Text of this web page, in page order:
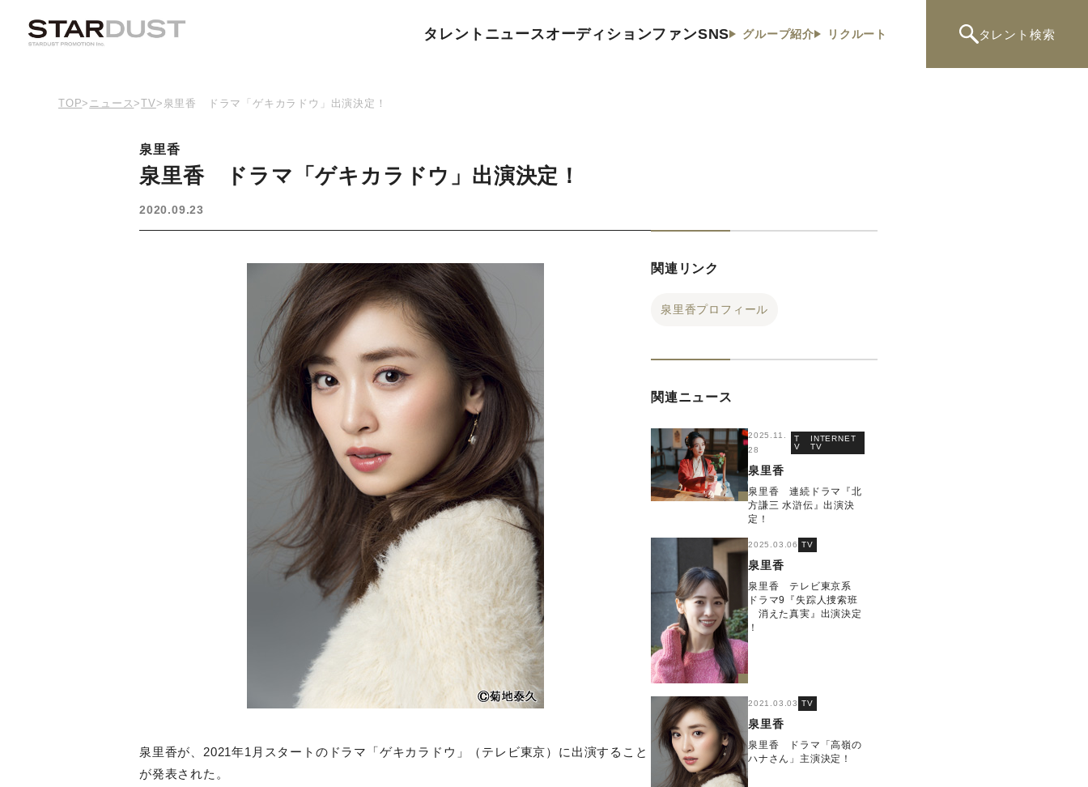
タレント ニュースオーディションファンSNS グループ紹介 リクルート タレント 検索
TOP> ニュース>TV> 泉里香 ドラマ「ゲキカラドウ」出演決定！
泉里香
泉里香 ドラマ「ゲキカラドウ」出演決定！
2020.09.23
泉里香が、2021年1月スタートのドラマ「ゲキカラドウ」（テレビ東京）に出演すること
が発表された。
関連リンク
泉里香プロフィール
関連ニュース
2025.11.
28
T
V
INTERNET
TV
泉里香
泉里香 連続ドラマ『北
方謙三 水滸伝』出演決
定！
2025.03.06 TV
泉里香
泉里香 テレビ東京系
ドラマ9『失踪人捜索班
消えた真実』出演決定
！
2021.03.03 TV
泉里香
泉里香 ドラマ「高嶺の
ハナさん」主演決定！